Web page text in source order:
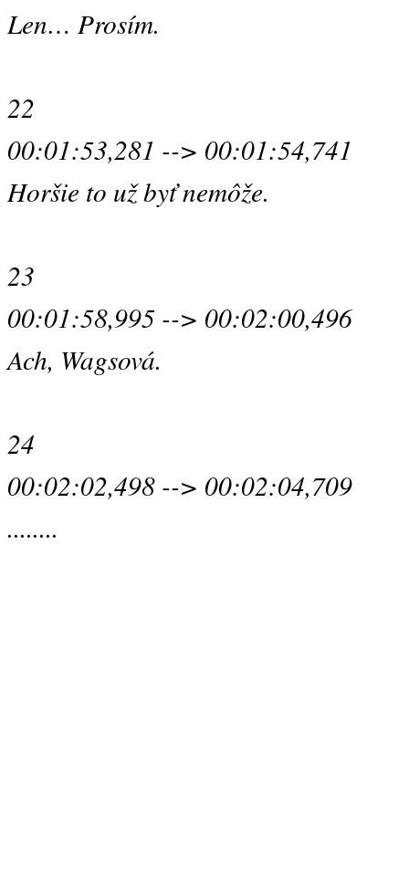
Len… Prosím.
22
00:01:53,281 --> 00:01:54,741
Horšie to už byť nemôže.
23
00:01:58,995 --> 00:02:00,496
Ach, Wagsová.
24
00:02:02,498 --> 00:02:04,709
........